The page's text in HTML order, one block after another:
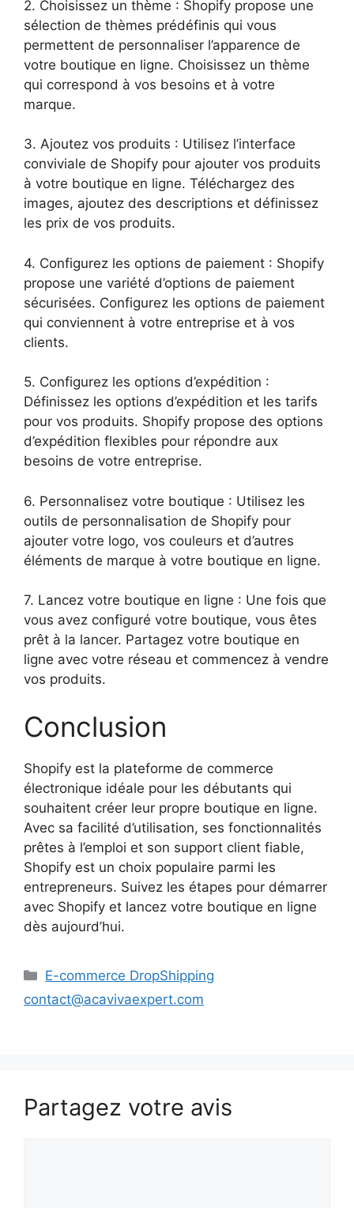
2. Choisissez un thème : Shopify propose une
sélection de thèmes prédéfinis qui vous
permettent de personnaliser l’apparence de
votre boutique en ligne. Choisissez un thème
qui correspond à vos besoins et à votre
marque.
3. Ajoutez vos produits : Utilisez l’interface
conviviale de Shopify pour ajouter vos produits
à votre boutique en ligne. Téléchargez des
images, ajoutez des descriptions et définissez
les prix de vos produits.
4. Configurez les options de paiement : Shopify
propose une variété d’options de paiement
sécurisées. Configurez les options de paiement
qui conviennent à votre entreprise et à vos
clients.
5. Configurez les options d’expédition :
Définissez les options d’expédition et les tarifs
pour vos produits. Shopify propose des options
d’expédition flexibles pour répondre aux
besoins de votre entreprise.
6. Personnalisez votre boutique : Utilisez les
outils de personnalisation de Shopify pour
ajouter votre logo, vos couleurs et d’autres
éléments de marque à votre boutique en ligne.
7. Lancez votre boutique en ligne : Une fois que
vous avez configuré votre boutique, vous êtes
prêt à la lancer. Partagez votre boutique en
ligne avec votre réseau et commencez à vendre
vos produits.
Conclusion
Shopify est la plateforme de commerce
électronique idéale pour les débutants qui
souhaitent créer leur propre boutique en ligne.
Avec sa facilité d’utilisation, ses fonctionnalités
prêtes à l’emploi et son support client fiable,
Shopify est un choix populaire parmi les
entrepreneurs. Suivez les étapes pour démarrer
avec Shopify et lancez votre boutique en ligne
dès aujourd’hui.
Catégories
E-commerce DropShipping
contact@acavivaexpert.com
Partagez votre avis